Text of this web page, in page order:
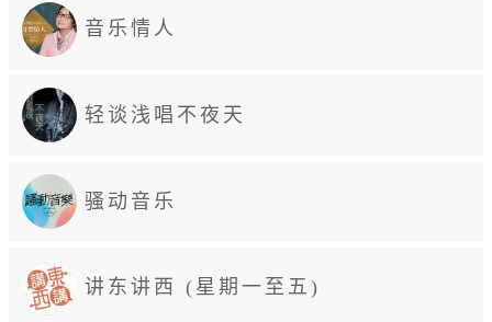
音乐情人
轻谈浅唱不夜天
骚动音乐
讲东讲西 (星期一至五)